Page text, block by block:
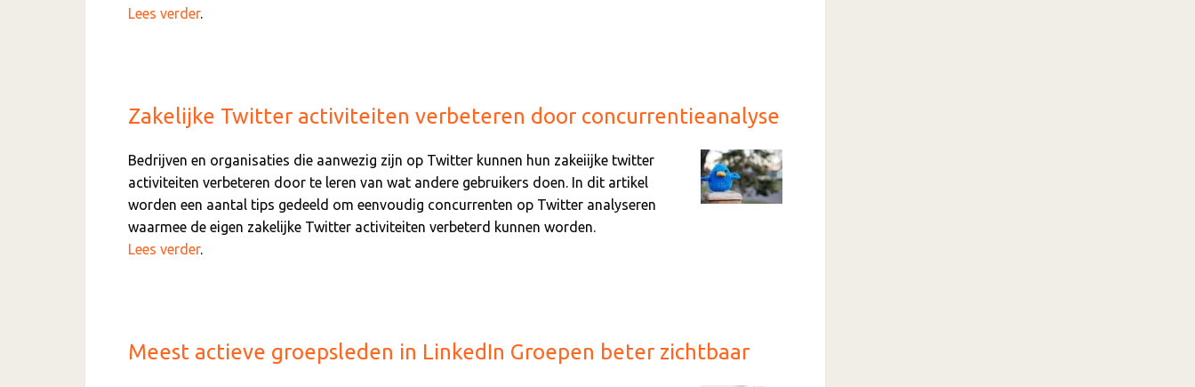
Lees verder.
Zakelijke Twitter activiteiten verbeteren door concurrentieanalyse
Bedrijven en organisaties die aanwezig zijn op Twitter kunnen hun zakeiijke twitter
activiteiten verbeteren door te leren van wat andere gebruikers doen. In dit artikel
worden een aantal tips gedeeld om eenvoudig concurrenten op Twitter analyseren
waarmee de eigen zakelijke Twitter activiteiten verbeterd kunnen worden.
Lees verder.
Meest actieve groepsleden in LinkedIn Groepen beter zichtbaar